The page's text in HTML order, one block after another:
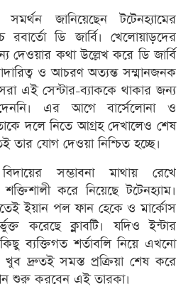
সমর্থন জানিয়েছেন টটেনহ্যামের
রবার্তো ডি জার্বি। খেলোয়াড়দের
দেওয়ার কথা উল্লেখ করে ডি জার্বি
ও আচরণ অত্যন্ত সম্মানজনক
এই সেন্টার-ব্যাককে থাকার জন্য
এর আগে বার্সেলোনা ও
দলে নিতে আগ্রহ দেখালেও শেষ
তার যোগ দেওয়া নিশ্চিত হচ্ছে।
সম্ভাবনা মাথায় রেখে
করে নিয়েছে টটেনহ্যাম।
ইয়ান পল ফান হেকে ও মার্কোস
করেছে ক্লাবটি। যদিও ইন্টার
ব্যক্তিগত শর্তাবলি নিয়ে এখনো
দ্রুতই সমস্ত প্রক্রিয়া শেষ করে
শুরু করবেন এই তারকা।